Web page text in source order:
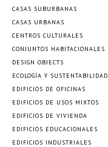
CASAS SUBURBANAS
CASAS URBANAS
CENTROS CULTURALES
CONJUNTOS HABITACIONALES
DESIGN OBJECTS
ECOLOGÍA Y SUSTENTABILIDAD
EDIFICIOS DE OFICINAS
EDIFICIOS DE USOS MIXTOS
EDIFICIOS DE VIVIENDA
EDIFICIOS EDUCACIONALES
EDIFICIOS INDUSTRIALES